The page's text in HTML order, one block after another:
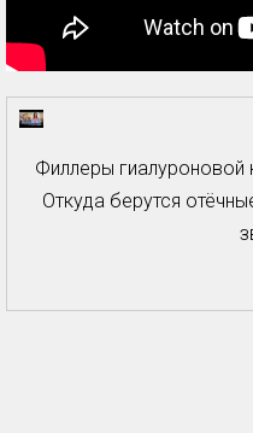
Филлеры гиалуроновой
Откуда берутся